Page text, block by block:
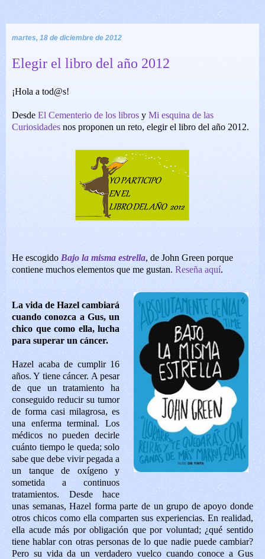
martes, 18 de diciembre de 2012
Elegir el libro del año 2012
¡Hola a tod@s!
Desde El Cementerio de los libros y Mi esquina de las
Curiosidades nos proponen un reto, elegir el libro del año 2012.
He escogido Bajo la misma estrella, de John Green porque
contiene muchos elementos que me gustan. Reseña aquí.
La vida de Hazel cambiará
cuando conozca a Gus, un
chico que como ella, lucha
para superar un cáncer.
Hazel acaba de cumplir 16
años. Y tiene cáncer. A pesar
de que un tratamiento ha
conseguido reducir su tumor
de forma casi milagrosa, es
una enferma terminal. Los
médicos no pueden decirle
cuánto tiempo le queda; solo
sabe que debe vivir pegada a
un tanque de oxígeno y
sometida a continuos
tratamientos. Desde hace
unas semanas, Hazel forma parte de un grupo de apoyo donde
otros chicos como ella comparten sus experiencias. En realidad,
ella acude más por obligación que por voluntad; ¿qué sentido
tiene hablar con otras personas de lo que nadie puede cambiar?
Pero su vida da un verdadero vuelco cuando conoce a Gus